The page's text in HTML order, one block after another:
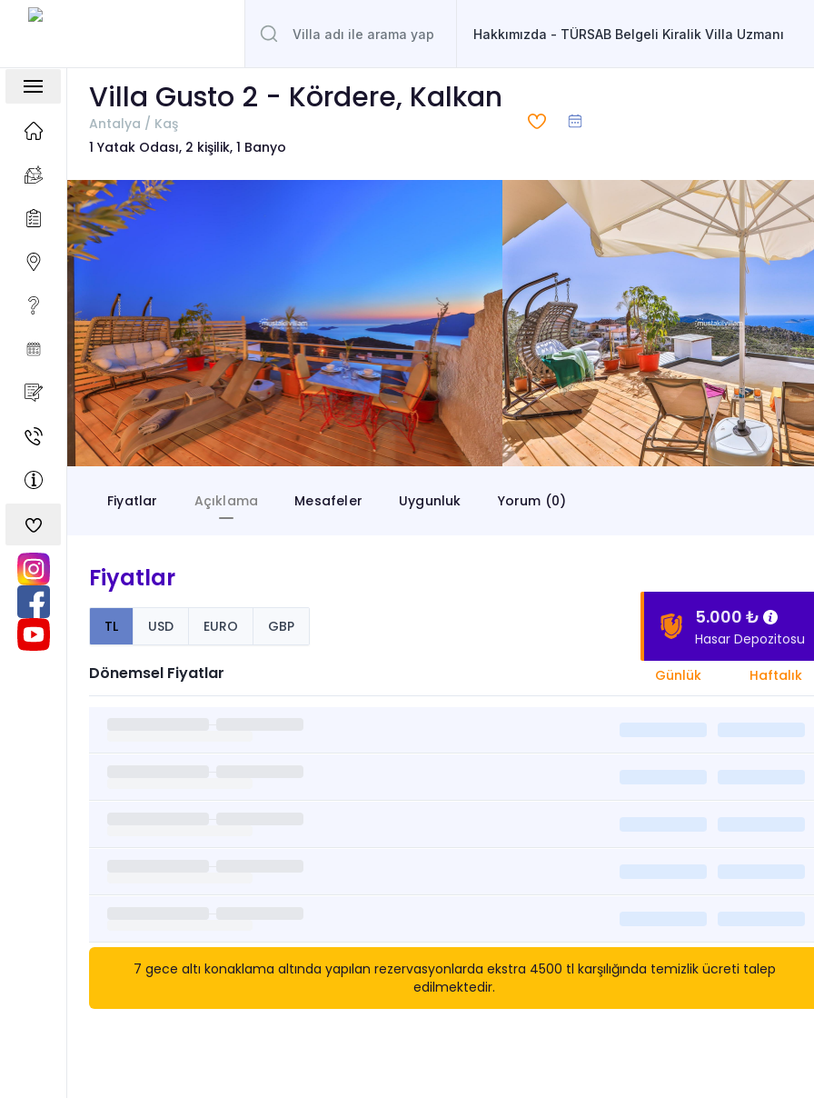
Hakkımızda - TÜRSAB Belgeli Kiralik Villa Uzmanı
Villa Gusto 2 - Kördere, Kalkan
Antalya / Kaş
1 Yatak Odası, 2 kişilik, 1 Banyo
Fiyatlar Açıklama Mesafeler Uygunluk Yorum (0)
Fiyatlar
TL USD EURO GBP 5.000 ₺
Hasar Depozitosu
Dönemsel Fiyatlar Günlük Haftalık
7 gece altı konaklama altında yapılan rezervasyonlarda ekstra 4500 tl karşılığında temizlik ücreti talep
edilmektedir.